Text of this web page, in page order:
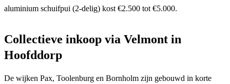
aluminium schuifpui (2-delig) kost €2.500 tot €5.000.
Collectieve inkoop via Velmont in
Hoofddorp
De wijken Pax, Toolenburg en Bornholm zijn gebouwd in korte